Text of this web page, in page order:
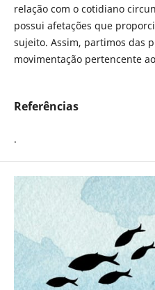
relação com o cotidiano
possui afetações que
sujeito. Assim, partimos das
movimentação pertencente
Referências
.